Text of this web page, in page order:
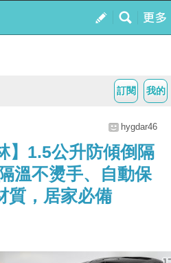
我的
訂閱
hygdar46
】1.5公升防傾倒隔
溫不燙手、自動保
質，居家必備